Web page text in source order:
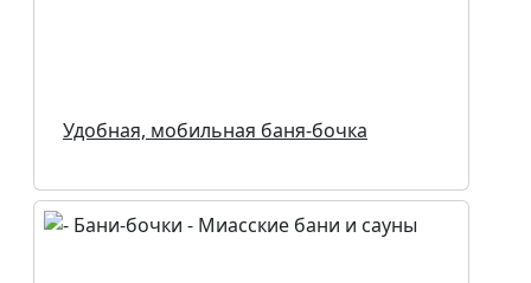
Удобная, мобильная баня-бочка